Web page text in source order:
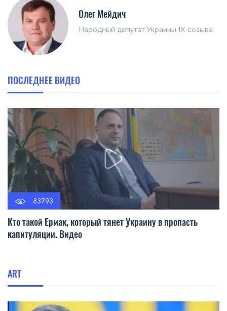
Олег Мейдич
Народный депутат Украины IX созыва
ПОСЛЕДНЕЕ ВИДЕО
83793
Кто такой Ермак, который тянет Украину в пропасть
капитуляции. Видео
ART